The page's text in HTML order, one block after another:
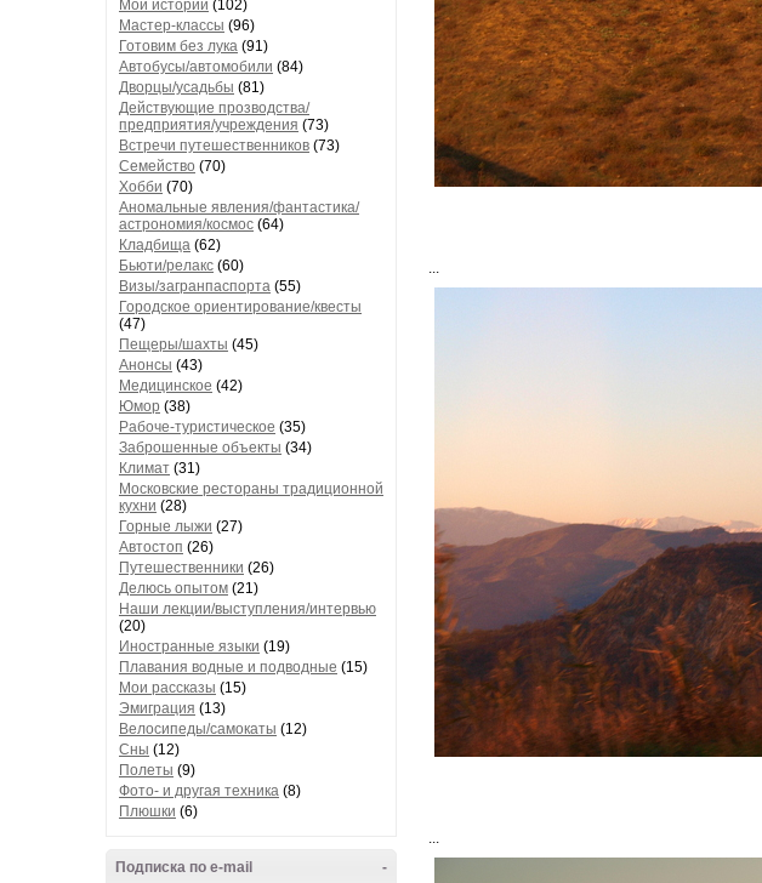
Мои истории (102)
Мастер-классы (96)
Готовим без лука (91)
Автобусы/автомобили (84)
Дворцы/усадьбы (81)
Действующие прозводства/
предприятия/учреждения (73)
Встречи путешественников (73)
Семейство (70)
Хобби (70)
Аномальные явления/фантастика/
астрономия/космос (64)
Кладбища (62)
Бьюти/релакс (60)
Визы/загранпаспорта (55)
Городское ориентирование/квесты
(47)
Пещеры/шахты (45)
Анонсы (43)
Медицинское (42)
Юмор (38)
Рабоче-туристическое (35)
Заброшенные объекты (34)
Климат (31)
Московские рестораны традиционной
кухни (28)
Горные лыжи (27)
Автостоп (26)
Путешественники (26)
Делюсь опытом (21)
Наши лекции/выступления/интервью
(20)
Иностранные языки (19)
Плавания водные и подводные (15)
Мои рассказы (15)
Эмиграция (13)
Велосипеды/самокаты (12)
Сны (12)
Полеты (9)
Фото- и другая техника (8)
Плюшки (6)
-
Подписка по e-mail
...
...